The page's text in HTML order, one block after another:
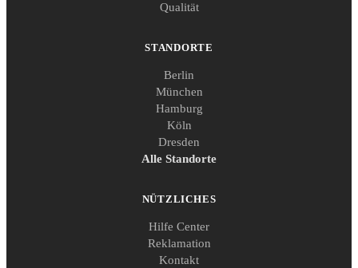
Qualität
STANDORTE
Berlin
München
Hamburg
Köln
Dresden
Alle Standorte
NÜTZLICHES
Hilfe Center
Reklamation
Kontakt